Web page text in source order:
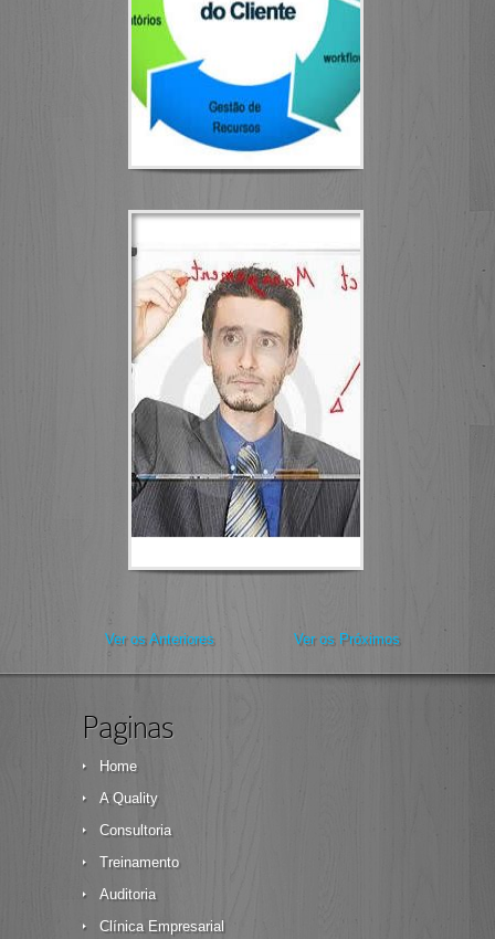
Ver os Próximos
Ver os Anteriores
Paginas
Home
A Quality
Consultoria
Treinamento
Auditoria
Clínica Empresarial